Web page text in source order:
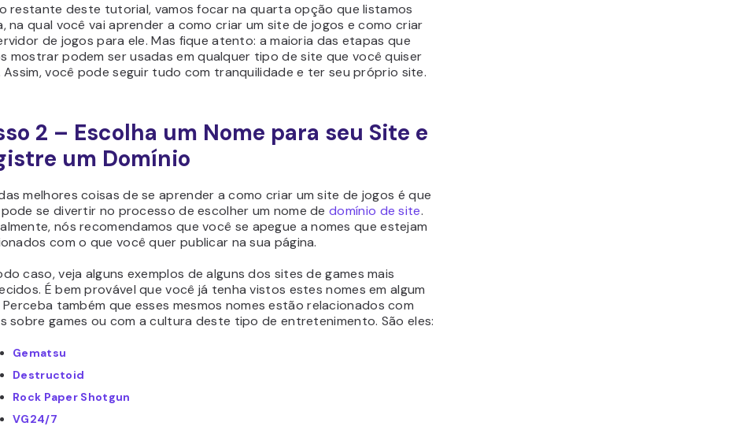
restante deste tutorial, vamos focar na quarta opção que listamos
na qual você vai aprender a como criar um site de jogos e como criar
de jogos para ele. Mas fique atento: a maioria das etapas que
mostrar podem ser usadas em qualquer tipo de site que você quiser
Assim, você pode seguir tudo com tranquilidade e ter seu próprio site.
2 – Escolha um Nome para seu Site e
um Domínio
melhores coisas de se aprender a como criar um site de jogos é que
se divertir no processo de escolher um nome dedomínio de site.
nós recomendamos que você se apegue a nomes que estejam
com o que você quer publicar na sua página.
caso, veja alguns exemplos de alguns dos sites de games mais
É bem provável que você já tenha vistos estes nomes em algum
Perceba também que esses mesmos nomes estão relacionados com
sobre games ou com a cultura deste tipo de entretenimento. São eles:
Gematsu
Destructoid
Rock Paper Shotgun
VG24/7